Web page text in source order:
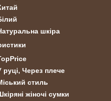
шкіра
руці, Через плече
стиль
жіночі сумки